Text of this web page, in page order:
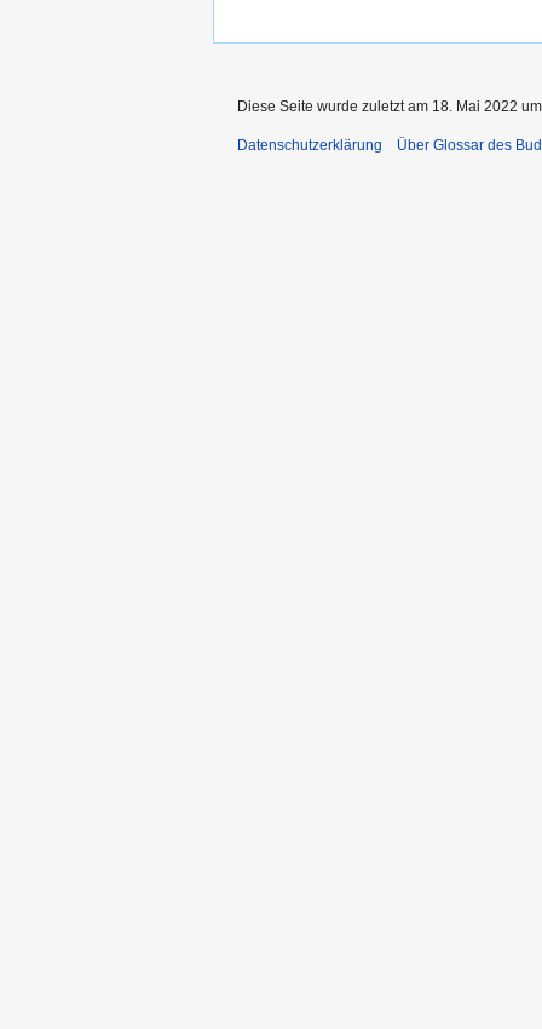
Diese Seite wurde zuletzt am 18. Mai 2022
Datenschutzerklärung Über Glossar des